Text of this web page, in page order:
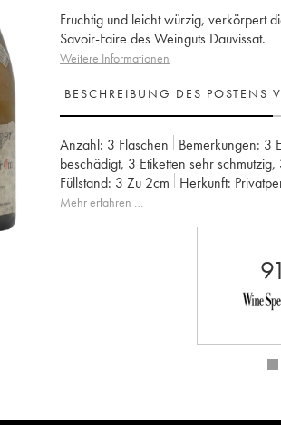
Fruchtig und leicht würzig, verkörpert
Savoir-Faire des Weinguts Dauvissat.
Weitere Informationen
BESCHREIBUNG DES POSTENS
Anzahl: 3 Flaschen Bemerkungen: 3
beschädigt, 3 Etiketten sehr schmutzig,
Füllstand: 3 Zu 2cm Herkunft:
Region: Burgund
Mehr erfahren …
91